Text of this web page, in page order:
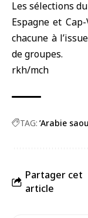
Les sélections
Espagne et
chacune à
de groupes.
rkh/mch
TAG: ’Arabie
Partager cet
article